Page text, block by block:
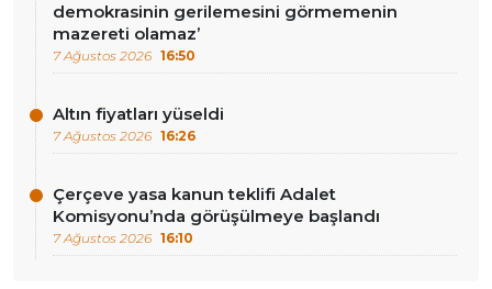
demokrasinin gerilemesini görmemenin
mazereti olamaz’
7 Ağustos 2026 16:50
Altın fiyatları yüseldi
7 Ağustos 2026 16:26
Çerçeve yasa kanun teklifi Adalet
Komisyonu’nda görüşülmeye başlandı
7 Ağustos 2026 16:10